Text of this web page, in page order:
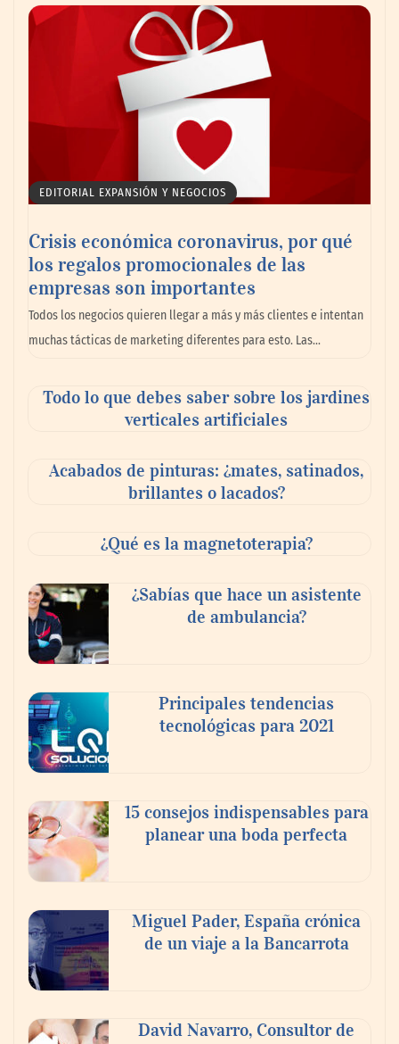
pisos deportivos para gimnasios en México
La llanta más cara puede ser la que menos
cuesta: Michelin lo demuestra ante notario
público
Paso a paso: ¿cómo prepararse para la
transición a la jornada de 40 horas? Guía
Reforestando con el Corazón regresa a
Sierra de Guadalupe
La cartera vencida hipotecaria aumenta al
México
EDITORIAL EXPANSIÓN Y NEGOCIOS
Crisis económica coronavirus, por qué
los regalos promocionales de las
empresas son importantes
Todos los negocios quieren llegar a más y más clientes e intentan
muchas tácticas de marketing diferentes para esto. Las…
Todo lo que debes saber sobre los jardines
verticales artificiales
Acabados de pinturas: ¿mates, satinados,
brillantes o lacados?
¿Qué es la magnetoterapia?
¿Sabías que hace un asistente
de ambulancia?
Principales tendencias
tecnológicas para 2021
15 consejos indispensables para
planear una boda perfecta
Miguel Pader, España crónica
de un viaje a la Bancarrota
David Navarro, Consultor de